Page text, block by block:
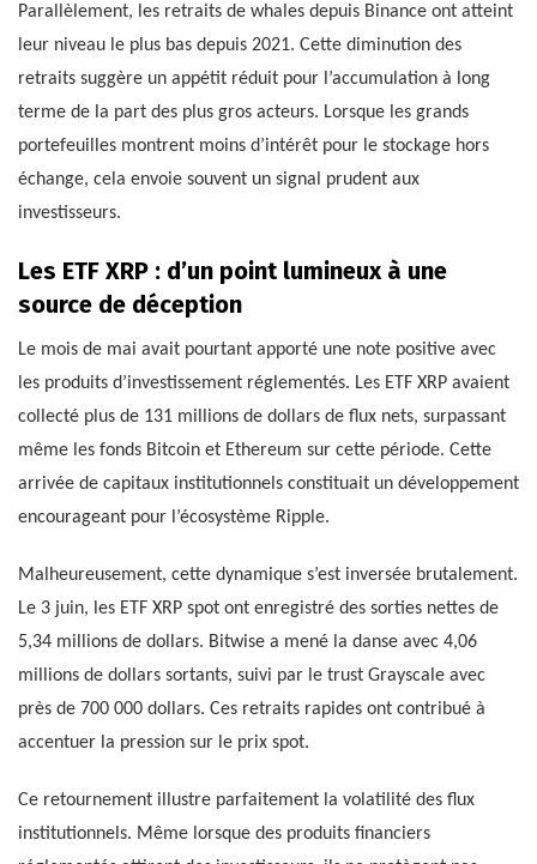
Parallèlement, les retraits de whales depuis Binance ont atteint
leur niveau le plus bas depuis 2021. Cette diminution des
retraits suggère un appétit réduit pour l’accumulation à long
terme de la part des plus gros acteurs. Lorsque les grands
portefeuilles montrent moins d’intérêt pour le stockage hors
échange, cela envoie souvent un signal prudent aux
investisseurs.
Les ETF XRP : d’un point lumineux à une
source de déception
Le mois de mai avait pourtant apporté une note positive avec
les produits d’investissement réglementés. Les ETF XRP avaient
collecté plus de 131 millions de dollars de flux nets, surpassant
même les fonds Bitcoin et Ethereum sur cette période. Cette
arrivée de capitaux institutionnels constituait un développement
encourageant pour l’écosystème Ripple.
Malheureusement, cette dynamique s’est inversée brutalement.
Le 3 juin, les ETF XRP spot ont enregistré des sorties nettes de
5,34 millions de dollars. Bitwise a mené la danse avec 4,06
millions de dollars sortants, suivi par le trust Grayscale avec
près de 700 000 dollars. Ces retraits rapides ont contribué à
accentuer la pression sur le prix spot.
Ce retournement illustre parfaitement la volatilité des flux
institutionnels. Même lorsque des produits financiers